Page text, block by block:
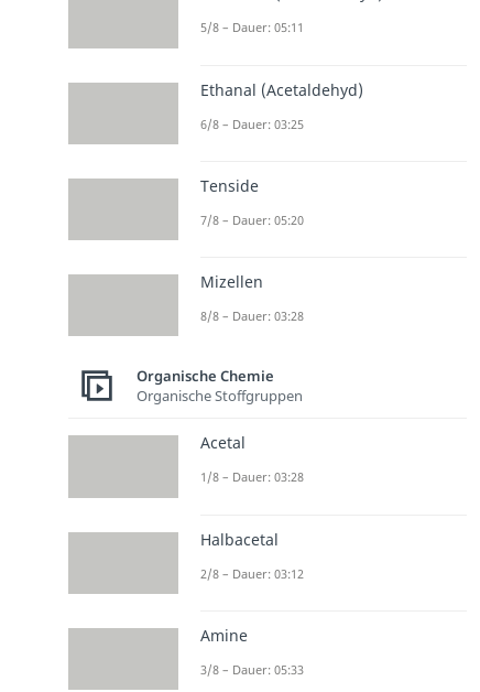
5/8 – Dauer: 05:11
Ethanal (Acetaldehyd)
6/8 – Dauer: 03:25
Tenside
7/8 – Dauer: 05:20
Mizellen
8/8 – Dauer: 03:28
Organische Chemie
Organische Stoffgruppen
Acetal
1/8 – Dauer: 03:28
Halbacetal
2/8 – Dauer: 03:12
Amine
3/8 – Dauer: 05:33